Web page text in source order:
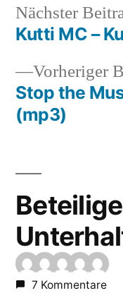
Vorheriger
Stop the
(mp3)
Nächster
Kutti MC –
7 Kommentare